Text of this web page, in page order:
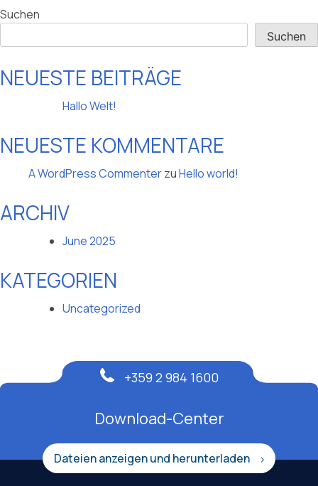
DER
NAVIGATION
Suchen
Suchen
NEUESTE BEITRÄGE
Hallo Welt!
NEUESTE KOMMENTARE
A WordPress CommenterzuHello world!
ARCHIV
June 2025
KATEGORIEN
Uncategorized
Download-Center
Dateien anzeigen und herunterladen
+359 2 984 1600